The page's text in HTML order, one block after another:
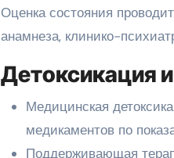
Оценка состояния
анамнеза, клинико-
Детоксикация
Медицинская
медикаментов по
Поддерживающая